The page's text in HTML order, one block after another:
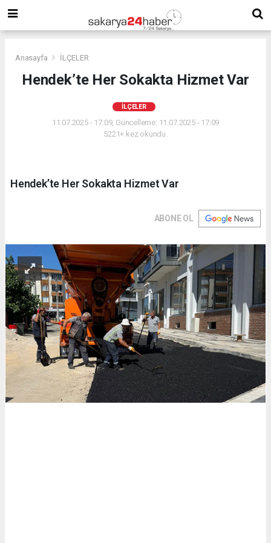
Anasayfa İLÇELER
Hendek’te Her Sokakta Hizmet Var
İLÇELER
11.07.2025 - 17:09, Güncelleme: 11.07.2025 - 17:09
5221+ kez okundu.
Hendek’te Her Sokakta Hizmet Var
ABONE OL